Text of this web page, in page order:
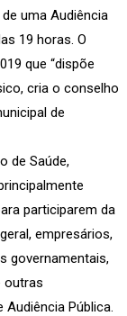
uma Audiência
19 horas. O
que “dispõe
cria o conselho
de
de Saúde,
participarem da
empresários,
governamentais,
outras
Pública.